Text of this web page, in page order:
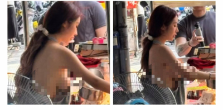
聞。對此，當地Eston選區議員大衛泰勒（David Taylor）
與史蒂芬馬丁（Stephen Martin）呼籲地方政府盡速處理。
他們主張Redcar與Cleveland市議會應進行全面鼠患調查與
清除計畫，並與社區業者、房東及社會住宅機構合作，共同
遏止鼠患蔓延。議員指出，部分公共垃圾桶經常滿溢，加上
餐飲業者未妥善處理垃圾，為老鼠提供穩定食源。此外，市
區內的雜草叢生區域也為老鼠提供了隱蔽空間。泰勒警告，
若放任不管，鼠患將成日常，「牠們會繼續繁殖，如果沒有
徹底撲殺，人們將持續面臨這種困擾」。目前該地區的市議